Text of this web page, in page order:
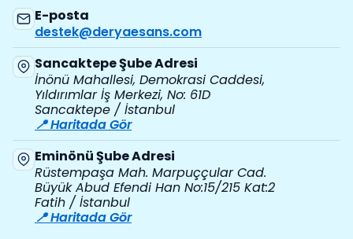
E-posta
destek@deryaesans.com
Sancaktepe Şube Adresi
İnönü Mahallesi, Demokrasi Caddesi,
Yıldırımlar İş Merkezi, No: 61D
Sancaktepe / İstanbul
📍 Haritada Gör
Eminönü Şube Adresi
Rüstempaşa Mah. Marpuççular Cad.
Büyük Abud Efendi Han No:15/215 Kat:2
Fatih / İstanbul
📍 Haritada Gör